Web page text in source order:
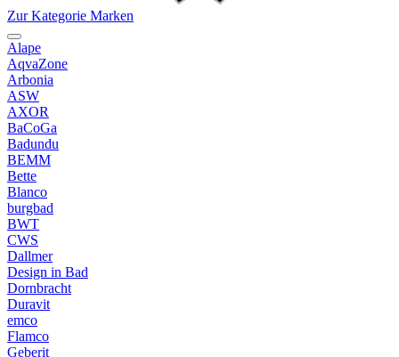
Zur Kategorie Marken
Alape
AqvaZone
Arbonia
ASW
AXOR
BaCoGa
Badundu
BEMM
Bette
Blanco
burgbad
BWT
CWS
Dallmer
Design in Bad
Dornbracht
Duravit
emco
Flamco
Geberit